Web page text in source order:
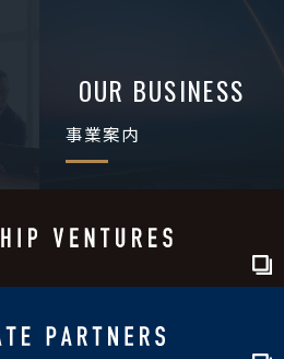
OUR BUSINESS
事業案内